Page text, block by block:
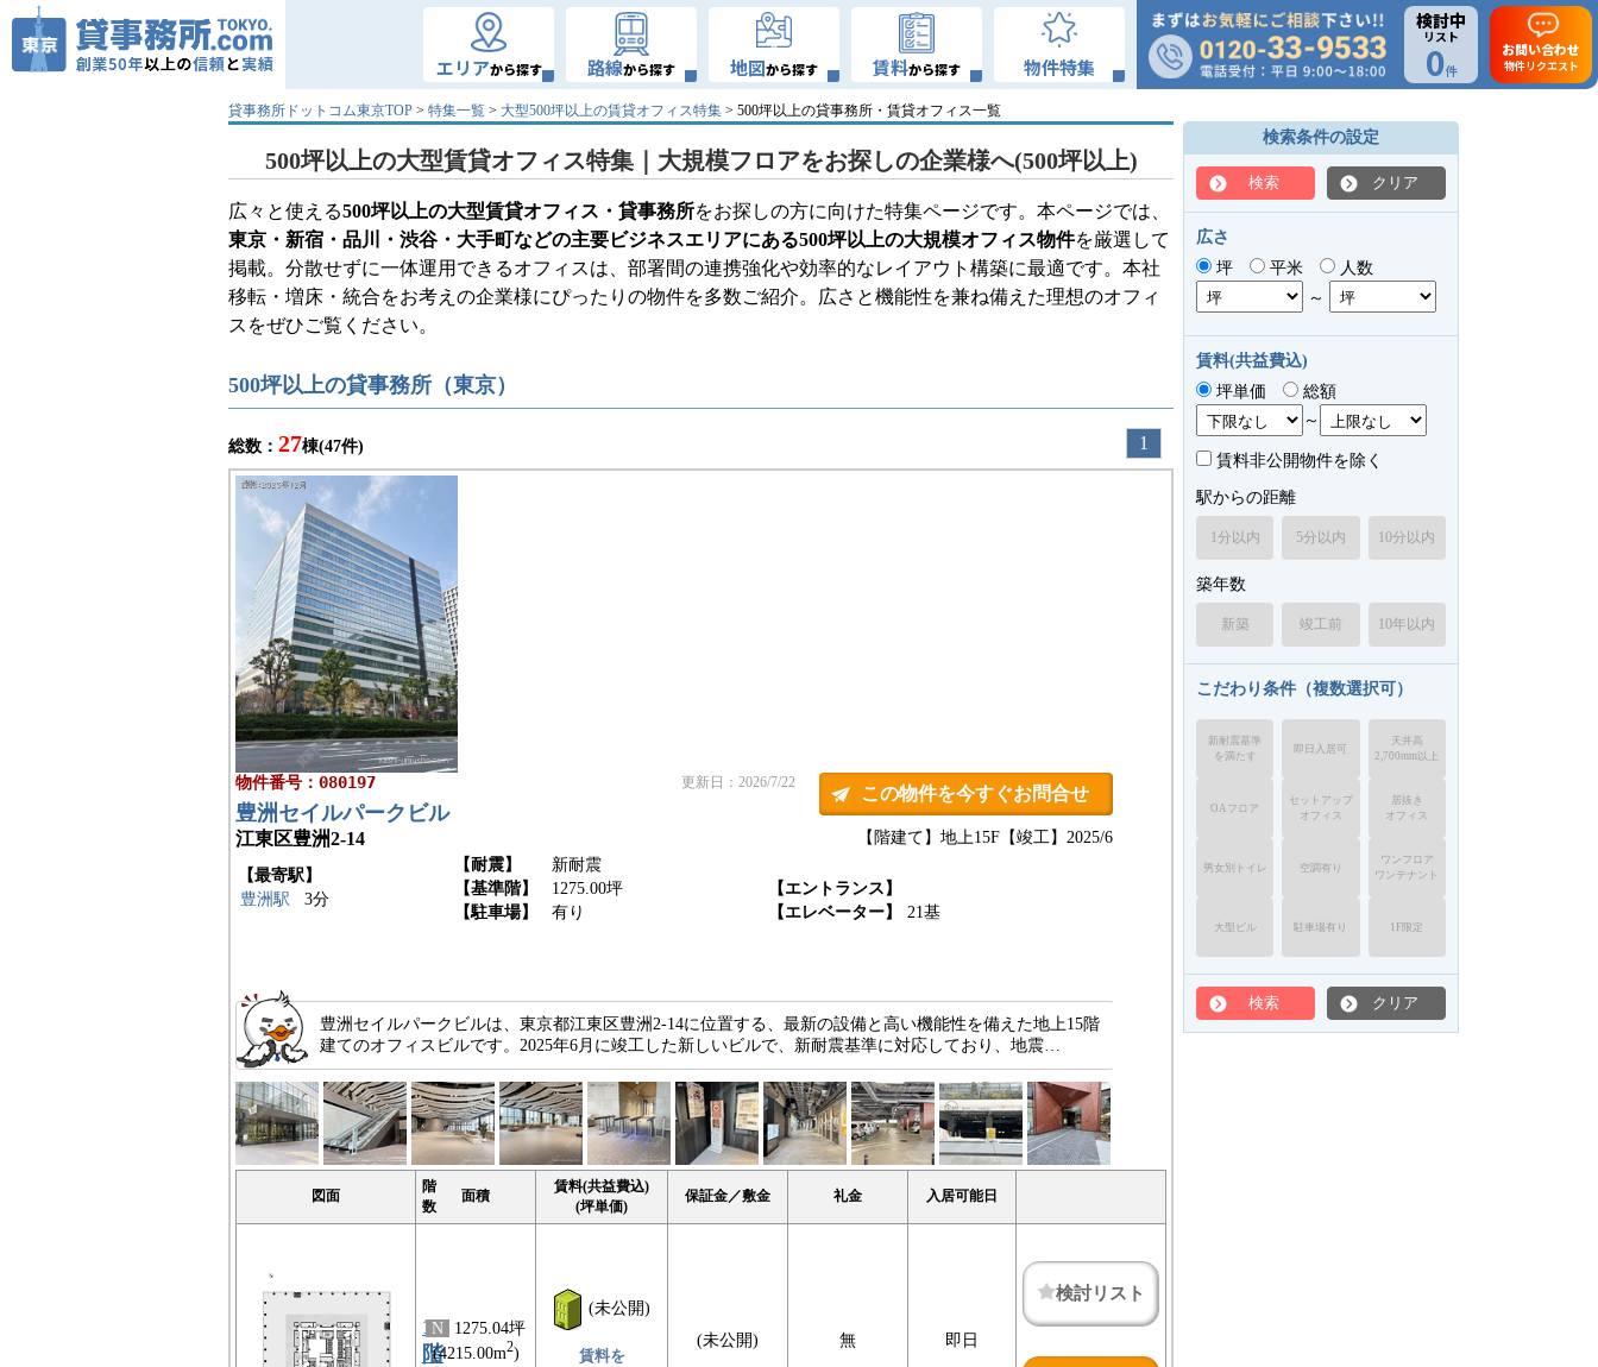
エリアから探す 路線から探す 地図から探す 賃料から探す 物件特集
検討中
リスト
0件
お問い合わせ
物件リクエスト
貸事務所ドットコム東京TOP > 特集一覧 > 大型500坪以上の賃貸オフィス特集 > 500坪以上の貸事務所・賃貸オフィス一覧
500坪以上の大型賃貸オフィス特集｜大規模フロアをお探しの企業様へ(500坪以上)
広々と使える500坪以上の大型賃貸オフィス・貸事務所をお探しの方に向けた特集ページです。本ページでは、
東京・新宿・品川・渋谷・大手町などの主要ビジネスエリアにある500坪以上の大規模オフィス物件を厳選して
掲載。分散せずに一体運用できるオフィスは、部署間の連携強化や効率的なレイアウト構築に最適です。本社
移転・増床・統合をお考えの企業様にぴったりの物件を多数ご紹介。広さと機能性を兼ね備えた理想のオフィ
スをぜひご覧ください。
500坪以上の貸事務所（東京）
総数： 27棟(47件) 1
物件番号：080197 更新日：2026/7/22
この物件を今すぐお問合せ
豊洲セイルパークビル
江東区豊洲2-14 【竣工】2025/6
【階建て】地上15F
【最寄駅】
豊洲駅
3分
【耐震】
新耐震
【基準階】
1275.00坪
【エントランス】
【駐車場】
有り 【エレベーター】 21基
豊洲セイルパークビルは、東京都江東区豊洲2-14に位置する、最新の設備と高い機能性を備えた地上15階
建てのオフィスビルです。2025年6月に竣工した新しいビルで、新耐震基準に対応しており、地震…
図面
階
数
面積
賃料(共益費込)
(坪単価)
保証金／敷金 礼金 入居可能日
13
階
N
1275.04坪
(4215.00m2)
(未公開)
賃料を
(未公開) 無 即日
検討リスト
検索条件の設定
検索 クリア
広さ
坪
平米
人数
～
賃料(共益費込)
坪単価
総額
～
賃料非公開物件を除く
駅からの距離
1分以内 5分以内 10分以内
築年数
新築 竣工前 10年以内
こだわり条件（複数選択可）
新耐震基準
を満たす
即日入居可
天井高
2,700mm以上
OAフロア
セットアップ
オフィス
居抜き
オフィス
男女別トイレ 空調有り
ワンフロア
ワンテナント
大型ビル 駐車場有り 1F限定
検索 クリア